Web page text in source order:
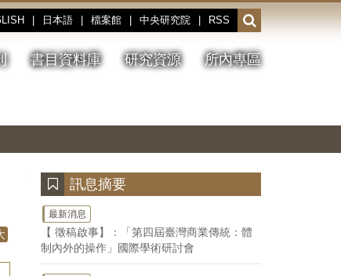
日本語 檔案館 中央研究院 RSS
開
啟
或
收
書目資料庫 研究資源 所內專區
停、
圖
圖
結
訊息摘要
最新消息
【 徵稿啟事】：「第四屆臺灣商業傳統：體
制內外的操作」國際學術研討會